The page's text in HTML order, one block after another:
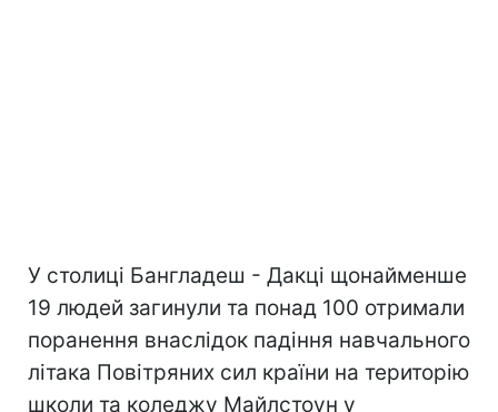
У столиці Бангладеш - Дакці щонайменше
19 людей загинули та понад 100 отримали
поранення внаслідок падіння навчального
літака Повітряних сил країни на територію
школи та коледжу Майлстоун у